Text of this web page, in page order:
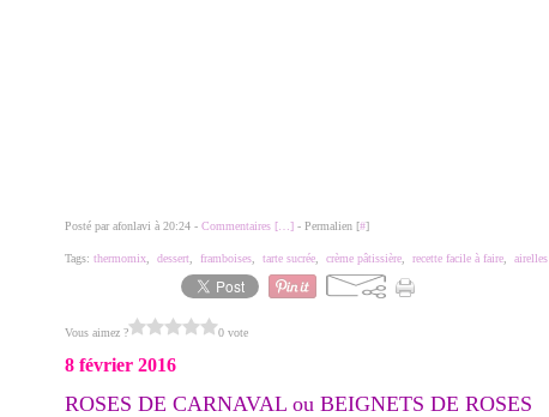
Posté par afonlavi à 20:24 - Commentaires [ ] - Permalien [#]
Tags: thermomix dessert framboises tarte sucrée crème pâtissière recette facile à faire airelles
Vous aimez ? 0 vote
8 février 2016
ROSES DE CARNAVAL ou BEIGNETS DE ROSES